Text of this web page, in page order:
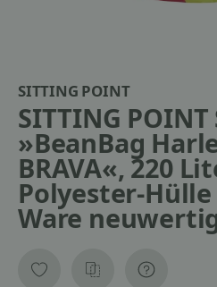
SITTING POINT
SITTING
»BeanBag
BRAVA«, 220
Polyester-Hülle
Ware